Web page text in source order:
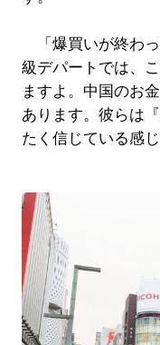
「爆買いが終わ
級デパートでは、
ますよ。中国のお
あります。彼らは
たく信じている感じ